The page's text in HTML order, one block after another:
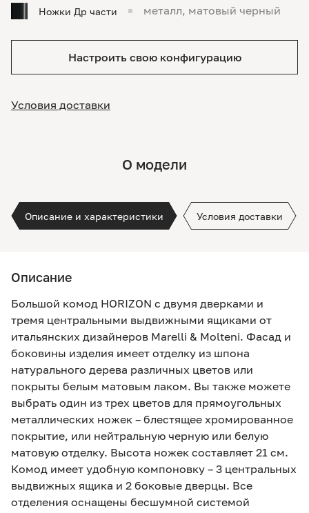
Ножки Др части металл, матовый черный
Настроить свою конфигурацию
Условия доставки
О модели
Описание и характеристики Условия доставки
Описание
Большой комод HORIZON с двумя дверками и
тремя центральными выдвижными ящиками от
итальянских дизайнеров Marelli & Molteni. Фасад и
боковины изделия имеет отделку из шпона
натурального дерева различных цветов или
покрыты белым матовым лаком. Вы также можете
выбрать один из трех цветов для прямоугольных
металлических ножек – блестящее хромированное
покрытие, или нейтральную черную или белую
матовую отделку. Высота ножек составляет 21 см.
Комод имеет удобную компоновку – 3 центральных
выдвижных ящика и 2 боковые дверцы. Все
отделения оснащены бесшумной системой